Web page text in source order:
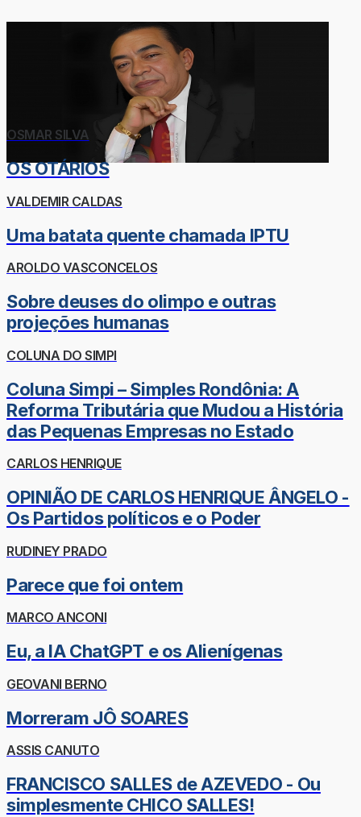
OSMAR SILVA
OS OTÁRIOS
VALDEMIR CALDAS
Uma batata quente chamada IPTU
AROLDO VASCONCELOS
Sobre deuses do olimpo e outras
projeções humanas
COLUNA DO SIMPI
Coluna Simpi – Simples Rondônia: A
Reforma Tributária que Mudou a História
das Pequenas Empresas no Estado
CARLOS HENRIQUE
OPINIÃO DE CARLOS HENRIQUE ÂNGELO -
Os Partidos políticos e o Poder
RUDINEY PRADO
Parece que foi ontem
MARCO ANCONI
Eu, a IA ChatGPT e os Alienígenas
GEOVANI BERNO
Morreram JÔ SOARES
ASSIS CANUTO
FRANCISCO SALLES de AZEVEDO - Ou
simplesmente CHICO SALLES!